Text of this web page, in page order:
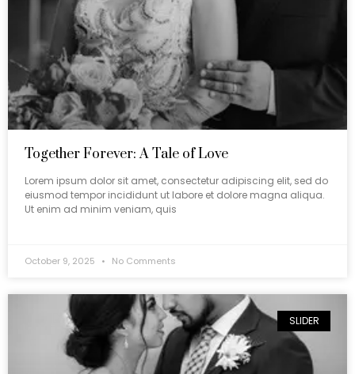
Together Forever: A Tale of Love
Lorem ipsum dolor sit amet, consectetur adipiscing elit, sed do
eiusmod tempor incididunt ut labore et dolore magna aliqua.
Ut enim ad minim veniam, quis
October 9, 2025 No Comments
SLIDER